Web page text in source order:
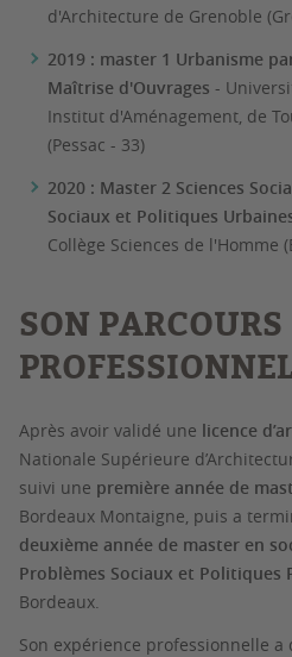
d'Architecture de Grenoble
2019 : master 1 Urbanisme
Maîtrise d'Ouvrages -
Institut d'Aménagement, de
(Pessac - 33)
2020 : Master 2 Sciences
Sociaux et Politiques
Collège Sciences de l'Homme
SON PARCOURS
Après avoir validé une licence
Nationale Supérieure
suivi une première année de
Bordeaux Montaigne, puis a
deuxième année de master en
Problèmes Sociaux et Politiques
Bordeaux.
Son expérience professionnelle